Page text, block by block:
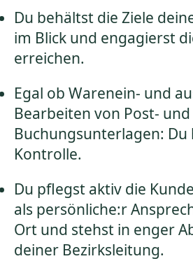
Du behältst die Ziele
im Blick und engagierst
erreichen.
Egal ob Warenein- und
Bearbeiten von Post- und
Buchungsunterlagen:
Kontrolle.
Du pflegst aktiv die
als persönliche:r
Ort und stehst in enger
deiner Bezirksleitung.